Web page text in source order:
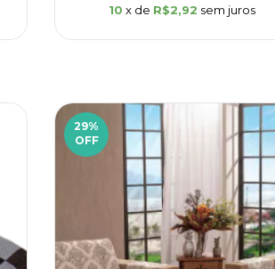
10 x de R$2,92 sem juros
29%
OFF